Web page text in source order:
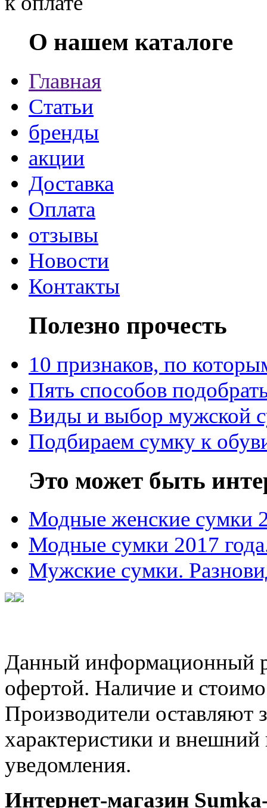
О нашем каталоге
Главная
Статьи
бренды
акции
Доставка
Оплата
отзывы
Новости
Контакты
Полезно прочесть
10 признаков, по
Пять способов
Виды и выбор мужской
Подбираем сумку к
Это может быть
Модные женские сумки
Модные сумки 2017
Мужские сумки.
Данный информационный
офертой. Наличие и
Производители оставляют
характеристики и внешний
уведомления.
Интернет-магазин